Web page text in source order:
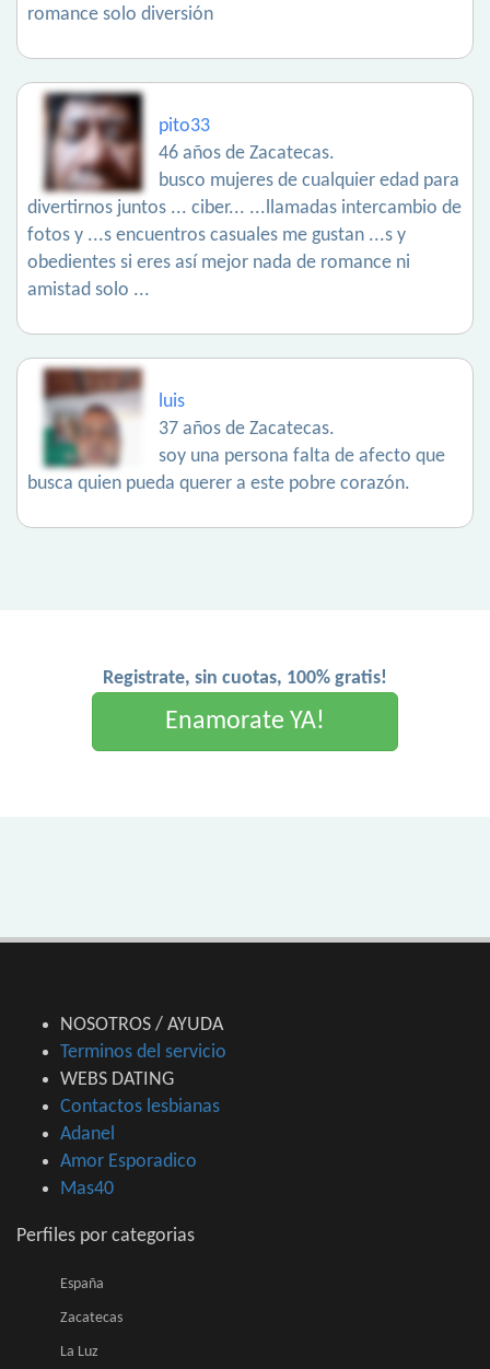
romance solo diversión
pito33
46 años de Zacatecas.
busco mujeres de cualquier edad para
divertirnos juntos ... ciber... ...llamadas intercambio de
fotos y ...s encuentros casuales me gustan ...s y
obedientes si eres así mejor nada de romance ni
amistad solo ...
luis
37 años de Zacatecas.
soy una persona falta de afecto que
busca quien pueda querer a este pobre corazón.
Registrate, sin cuotas, 100% gratis!
Enamorate YA!
NOSOTROS / AYUDA
Terminos del servicio
WEBS DATING
Contactos lesbianas
Adanel
Amor Esporadico
Mas40
Perfiles por categorias
España
Zacatecas
La Luz